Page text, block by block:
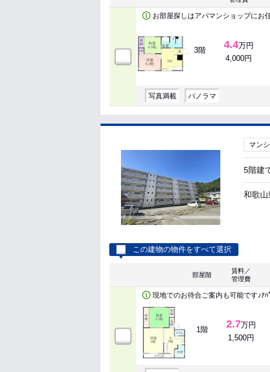
お部屋探しはアパマンショップにお
3階 4.4万円
4,000円
写真満載 パノラマ
マン
5階建
和歌山
この建物の物件をすべて選択
部屋階
賃料／
管理費
現地でのお待合ご案内も可能です♪ｱﾊ
1階 2.7万円
1,500円